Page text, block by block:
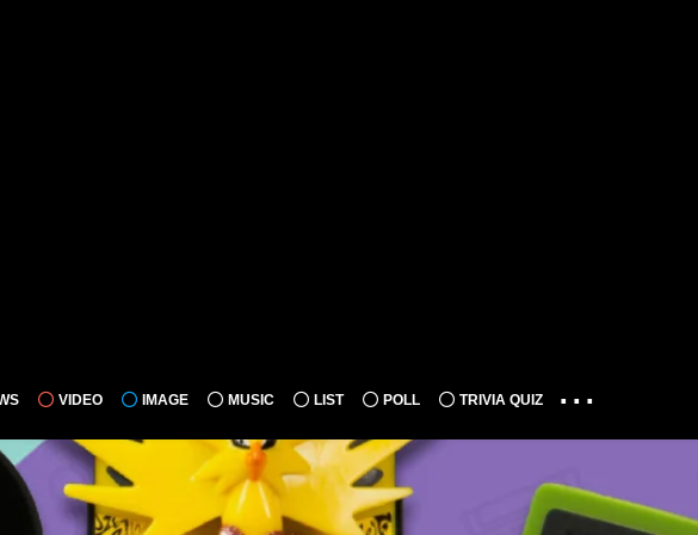
VIDEO IMAGE MUSIC LIST POLL TRIVIA QUIZ ...